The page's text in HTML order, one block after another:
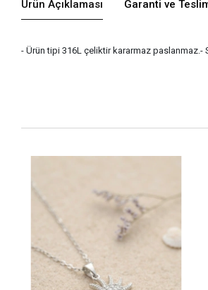
Ürün Açıklaması Garanti ve
- Ürün tipi 316L çeliktir kararmaz paslanmaz.-